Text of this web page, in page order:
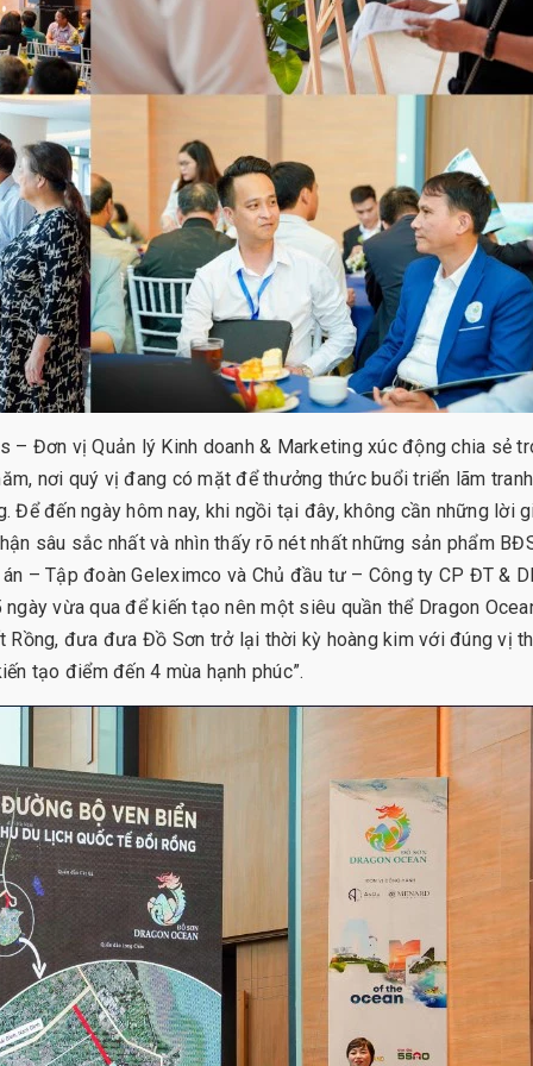
– Đơn vị Quản lý Kinh doanh & Marketing xúc động chia sẻ
nơi quý vị đang có mặt để thưởng thức buổi triển lãm
Để đến ngày hôm nay, khi ngồi tại đây, không cần những lời
sâu sắc nhất và nhìn thấy rõ nét nhất những sản phẩm
– Tập đoàn Geleximco và Chủ đầu tư – Công ty CP ĐT &
vừa qua để kiến tạo nên một siêu quần thể Dragon
Rồng, đưa đưa Đồ Sơn trở lại thời kỳ hoàng kim với đúng vị
tạo điểm đến 4 mùa hạnh phúc”.